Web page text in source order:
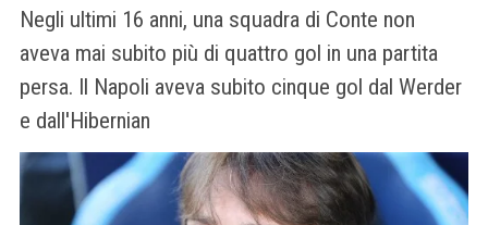
Negli ultimi 16 anni, una squadra di Conte non
aveva mai subito più di quattro gol in una partita
persa. Il Napoli aveva subito cinque gol dal Werder
e dall'Hibernian